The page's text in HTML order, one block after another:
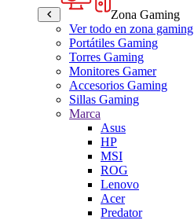
Zona Gaming
Ver todo en zona gaming
Portátiles Gaming
Torres Gaming
Monitores Gamer
Accesorios Gaming
Sillas Gaming
Marca
Asus
HP
MSI
ROG
Lenovo
Acer
Predator